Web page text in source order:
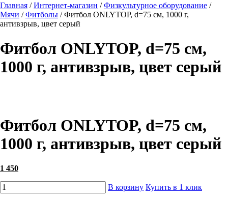
Главная /Интернет-магазин /Физкультурное оборудование /
Мячи /Фитболы /Фитбол ONLYTOP, d=75 см, 1000 г,
антивзрыв, цвет серый
Фитбол ONLYTOP, d=75 см,
1000 г, антивзрыв, цвет серый
Фитбол ONLYTOP, d=75 см,
1000 г, антивзрыв, цвет серый
1 450
В корзину Купить в 1 клик